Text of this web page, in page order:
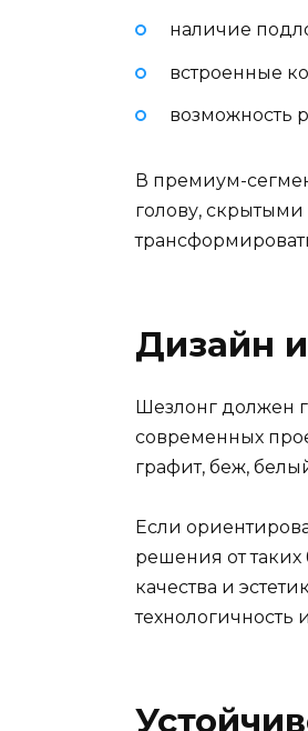
наличие
встроенные
возможность
В премиум-
голову,
Дизайн и
Шезлонг должен
современных
графит, беж,
Если
решения от
качества и